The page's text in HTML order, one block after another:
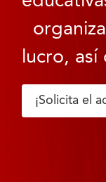
lucro,
¡Solicita el